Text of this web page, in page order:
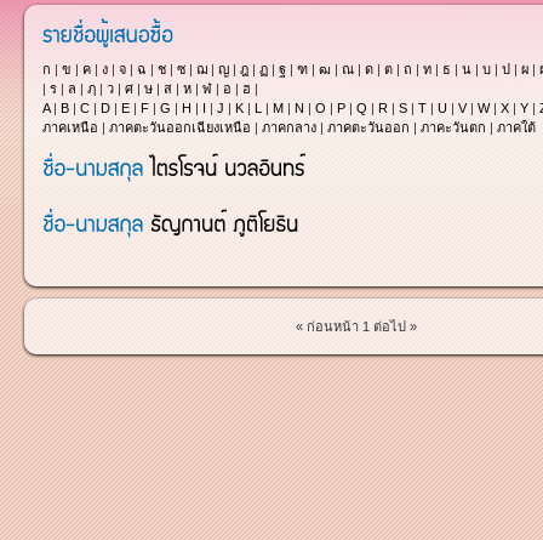
ก | ข | ค | ง | จ | ฉ | ช | ซ | ฌ | ญ | ฎ | ฏ | ฐ | ฑ | ฒ | ณ | ด | ต | ถ | ท | ธ | น | บ | ป | ผ |
| ร | ล | ฦ | ว | ศ | ษ | ส | ห | ฬ | อ | ฮ |
A| B | C | D | E | F | G | H | I | J | K | L | M | N | O | P | Q | R | S | T | U | V| W| X | Y |
ภาคเหนือ | ภาคตะวันออกเฉียงเหนือ | ภาคกลาง | ภาคตะวันออก | ภาคะวันตก | ภาคใต้
« ก่อนหน้า 1 ต่อไป »